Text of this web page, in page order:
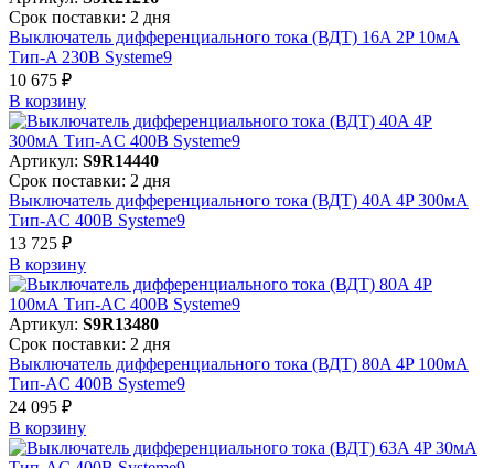
Срок поставки: 2 дня
Выключатель дифференциального тока (ВДТ) 16A 2P 10мА
Тип-A 230В Systeme9
10 675 ₽
В корзинy
Артикул: S9R14440
Срок поставки: 2 дня
Выключатель дифференциального тока (ВДТ) 40A 4P 300мА
Тип-AC 400В Systeme9
13 725 ₽
В корзинy
Артикул: S9R13480
Срок поставки: 2 дня
Выключатель дифференциального тока (ВДТ) 80A 4P 100мА
Тип-AC 400В Systeme9
24 095 ₽
В корзинy